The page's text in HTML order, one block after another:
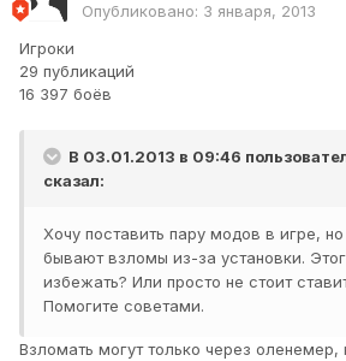
Опубликовано: 3 января, 2013
Игроки
29 публикаций
16 397 боёв
В 03.01.2013 в 09:46
сказал:
Хочу поставить пару модов в игре,
бывают взломы из-за установки.
избежать? Или просто не стоит
Помогите советами.
Взломать могут только через оленемер,